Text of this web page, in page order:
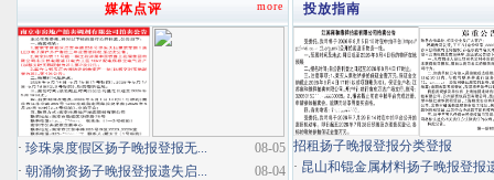
投放指南
招租扬子晚报登报分类登报
· 昆山和锟金属材料扬子晚报登报
more
媒体点评
08-05
· 珍珠泉度假区扬子晚报登报无...
08-04
· 朝涌物资扬子晚报登报遗失启...